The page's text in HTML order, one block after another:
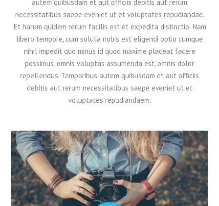
autem quibusdam et aut officiis debitis aut rerum
necessitatibus saepe eveniet ut et voluptates repudiandae.
Et harum quidem rerum facilis est et expedita distinctio. Nam
libero tempore, cum soluta nobis est eligendi optio cumque
nihil impedit quo minus id quod maxime placeat facere
possimus, omnis voluptas assumenda est, omnis dolor
repellendus. Temporibus autem quibusdam et aut officiis
debitis aut rerum necessitatibus saepe eveniet ut et
voluptates repudiandaem.